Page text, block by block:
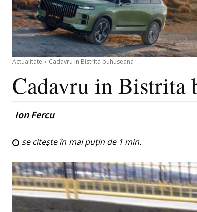
Actualitate Cadavru in Bistrita buhuseana
Cadavru in Bistrita
Ion Fercu
se citește în mai puțin de 1 min.